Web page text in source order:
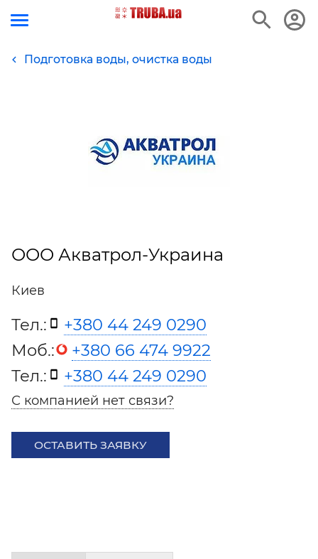
Подготовка воды, очистка воды
ООО Акватрол-Украина
Киев
Тел.:
+380 44 249 0290
Моб.:
+380 66 474 9922
Тел.:
+380 44 249 0290
С компанией нет связи?
ОСТАВИТЬ ЗАЯВКУ